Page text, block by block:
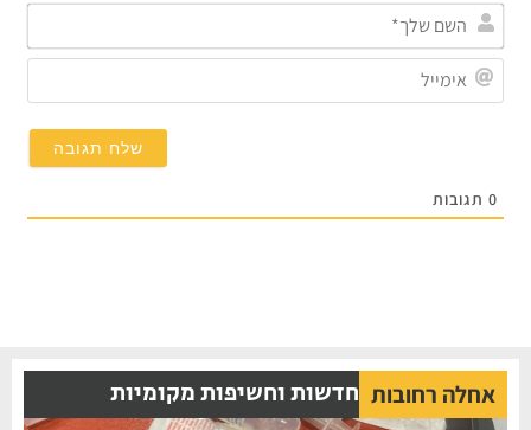
0תגובות
אחלה רחובות חדשות וחשיפות מקומיות